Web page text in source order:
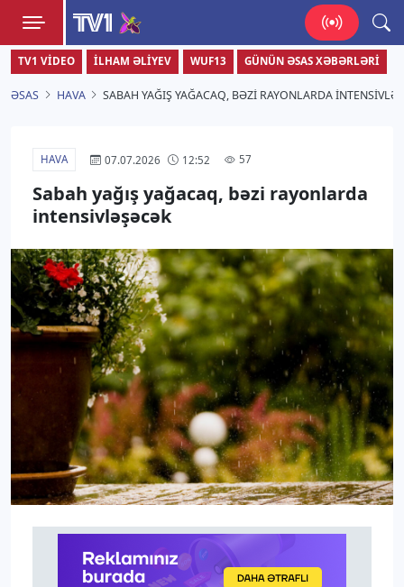
TV1
Zamanı bizimlə yaşa!
TV1 VIDEO İLHAM ƏLIYEV WUF13 GÜNÜN ƏSAS XƏBƏRLƏRI
ƏSAS HAVA SABAH YAĞIŞ YAĞACAQ, BƏZI RAYONLARDA
HAVA 07.07.2026 12:52 57
Sabah yağış yağacaq, bəzi rayonlarda
intensivləşəcək